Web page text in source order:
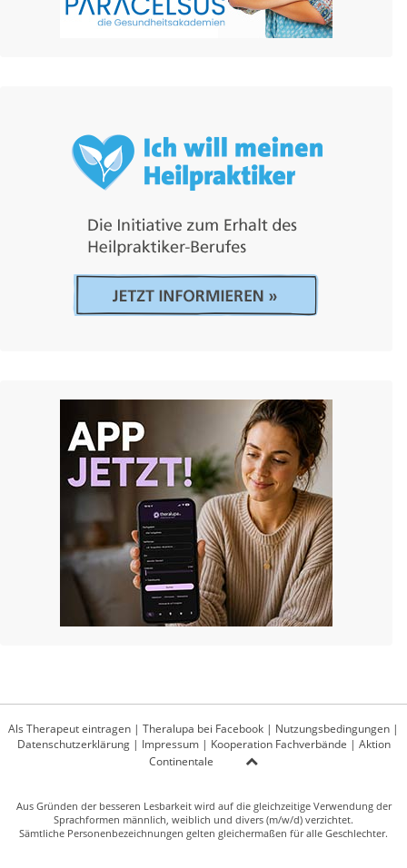
Als Therapeut eintragen | Theralupa bei Facebook | Nutzungsbedingungen |
Datenschutzerklärung| Impressum| Kooperation Fachverbände | Aktion
Continentale
Aus Gründen der besseren Lesbarkeit wird auf die gleichzeitige Verwendung der
Sprachformen männlich, weiblich und divers (m/w/d) verzichtet.
Sämtliche Personenbezeichnungen gelten gleichermaßen für alle Geschlechter.